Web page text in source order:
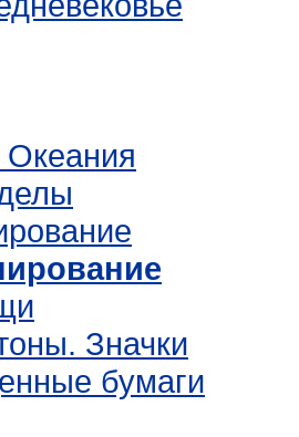
Океания
Значки
бумаги